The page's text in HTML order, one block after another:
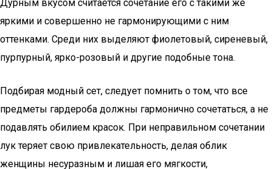
Дурным вкусом считается сочетание его с такими же
яркими и совершенно не гармонирующими с ним
оттенками. Среди них выделяют фиолетовый, сиреневый,
пурпурный, ярко-розовый и другие подобные тона.
Подбирая модный сет, следует помнить о том, что все
предметы гардероба должны гармонично сочетаться, а не
подавлять обилием красок. При неправильном сочетании
лук теряет свою привлекательность, делая облик
женщины несуразным и лишая его мягкости,